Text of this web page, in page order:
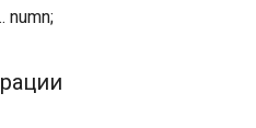
numn;